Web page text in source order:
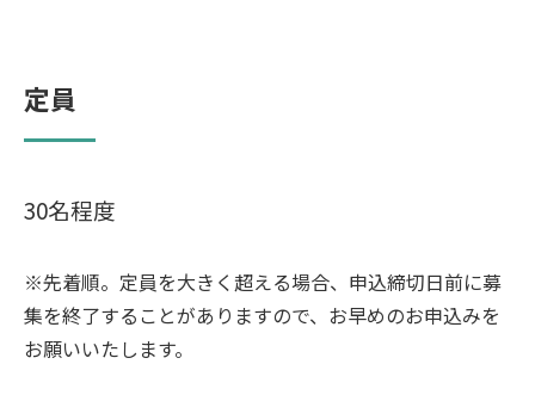
定員
30名程度
※先着順。定員を大きく超える場合、申込締切日前に募
集を終了することがありますので、お早めのお申込みを
お願いいたします。